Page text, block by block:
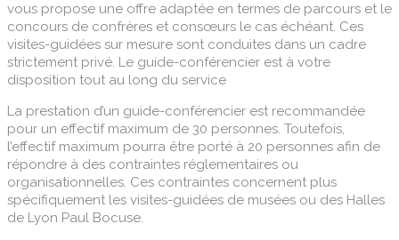
vous propose une offre adaptée en termes de parcours et le
concours de confrères et consœurs le cas échéant. Ces
visites-guidées sur mesure sont conduites dans un cadre
strictement privé. Le guide-conférencier est à votre
disposition tout au long du service
La prestation d’un guide-conférencier est recommandée
pour un effectif maximum de 30 personnes. Toutefois,
l’effectif maximum pourra être porté à 20 personnes afin de
répondre à des contraintes réglementaires ou
organisationnelles. Ces contraintes concernent plus
spécifiquement les visites-guidées de musées ou des Halles
de Lyon Paul Bocuse.